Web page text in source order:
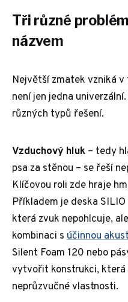
Tři různé
názvem
Největší zmatek vzniká v
není jen jedna
různých typů řešení.
Vzduchový hluk – tedy
psa za stěnou – se řeší
Klíčovou roli zde hraje
Příkladem je deska
která zvuk nepohlcuje,
kombinaci s účinnou
Silent Foam 120 nebo
vytvořit konstrukci, která
neprůzvučné vlastnosti.